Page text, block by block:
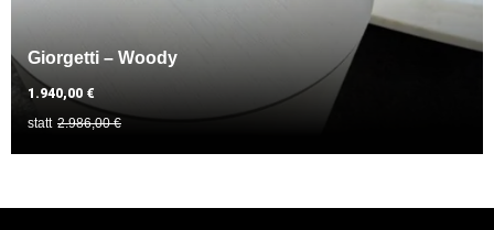
Giorgetti – Woody
1.940,00 €
statt 2.986,00 €